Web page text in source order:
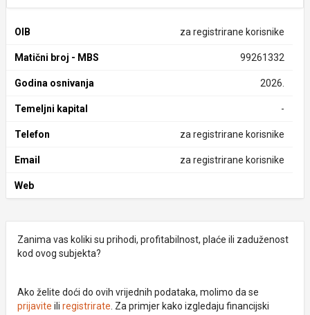
OIB za registrirane korisnike
Matični broj - MBS 99261332
Godina osnivanja 2026.
Temeljni kapital -
Telefon za registrirane korisnike
Email za registrirane korisnike
Web
Zanima vas koliki su prihodi, profitabilnost, plaće ili zaduženost
kod ovog subjekta?
Ako želite doći do ovih vrijednih podataka, molimo da se
prijavite ili registrirate . Za primjer kako izgledaju financijski